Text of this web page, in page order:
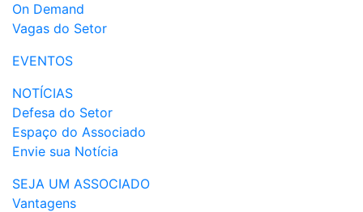
On Demand
Vagas do Setor
EVENTOS
NOTÍCIAS
Defesa do Setor
Espaço do Associado
Envie sua Notícia
SEJA UM ASSOCIADO
Vantagens